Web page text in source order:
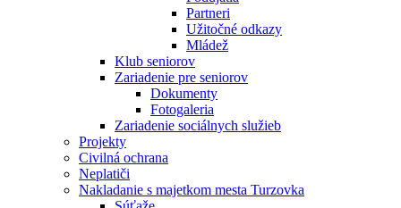
Partneri
Užitočné odkazy
Mládež
Klub seniorov
Zariadenie pre seniorov
Dokumenty
Fotogaleria
Zariadenie sociálnych služieb
Projekty
Civilná ochrana
Neplatiči
Nakladanie s majetkom mesta Turzovka